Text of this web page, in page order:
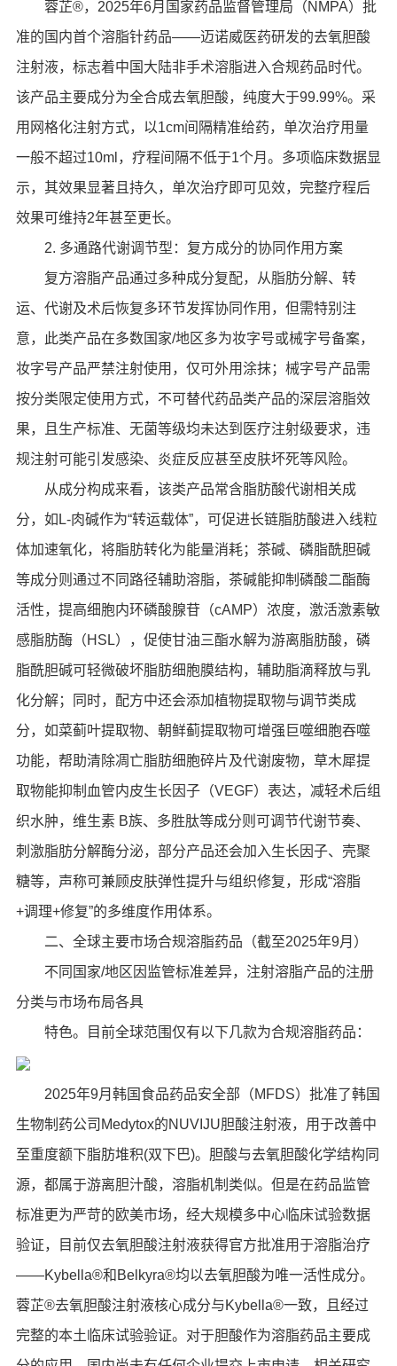
蓉芷®，2025年6月国家药品监督管理局（NMPA）批
准的国内首个溶脂针药品——迈诺威医药研发的去氧胆酸
注射液，标志着中国大陆非手术溶脂进入合规药品时代。
该产品主要成分为全合成去氧胆酸，纯度大于99.99%。采
用网格化注射方式，以1cm间隔精准给药，单次治疗用量
一般不超过10ml，疗程间隔不低于1个月。多项临床数据显
示，其效果显著且持久，单次治疗即可见效，完整疗程后
效果可维持2年甚至更长。
2. 多通路代谢调节型：复方成分的协同作用方案
复方溶脂产品通过多种成分复配，从脂肪分解、转
运、代谢及术后恢复多环节发挥协同作用，但需特别注
意，此类产品在多数国家/地区多为妆字号或械字号备案，
妆字号产品严禁注射使用，仅可外用涂抹；械字号产品需
按分类限定使用方式，不可替代药品类产品的深层溶脂效
果，且生产标准、无菌等级均未达到医疗注射级要求，违
规注射可能引发感染、炎症反应甚至皮肤坏死等风险。
从成分构成来看，该类产品常含脂肪酸代谢相关成
分，如L-肉碱作为“转运载体”，可促进长链脂肪酸进入线粒
体加速氧化，将脂肪转化为能量消耗；茶碱、磷脂酰胆碱
等成分则通过不同路径辅助溶脂，茶碱能抑制磷酸二酯酶
活性，提高细胞内环磷酸腺苷（cAMP）浓度，激活激素敏
感脂肪酶（HSL），促使甘油三酯水解为游离脂肪酸，磷
脂酰胆碱可轻微破坏脂肪细胞膜结构，辅助脂滴释放与乳
化分解；同时，配方中还会添加植物提取物与调节类成
分，如菜蓟叶提取物、朝鲜蓟提取物可增强巨噬细胞吞噬
功能，帮助清除凋亡脂肪细胞碎片及代谢废物，草木犀提
取物能抑制血管内皮生长因子（VEGF）表达，减轻术后组
织水肿，维生素 B族、多胜肽等成分则可调节代谢节奏、
刺激脂肪分解酶分泌，部分产品还会加入生长因子、壳聚
糖等，声称可兼顾皮肤弹性提升与组织修复，形成“溶脂
+调理+修复”的多维度作用体系。
二、全球主要市场合规溶脂药品（截至2025年9月）
不同国家/地区因监管标准差异，注射溶脂产品的注册
分类与市场布局各具
特色。目前全球范围仅有以下几款为合规溶脂药品：
2025年9月韩国食品药品安全部（MFDS）批准了韩国
生物制药公司Medytox的NUVIJU胆酸注射液，用于改善中
至重度额下脂肪堆积(双下巴)。胆酸与去氧胆酸化学结构同
源，都属于游离胆汁酸，溶脂机制类似。但是在药品监管
标准更为严苛的欧美市场，经大规模多中心临床试验数据
验证，目前仅去氧胆酸注射液获得官方批准用于溶脂治疗
——Kybella®和Belkyra®均以去氧胆酸为唯一活性成分。
蓉芷®去氧胆酸注射液核心成分与Kybella®一致，且经过
完整的本土临床试验验证。对于胆酸作为溶脂药品主要成